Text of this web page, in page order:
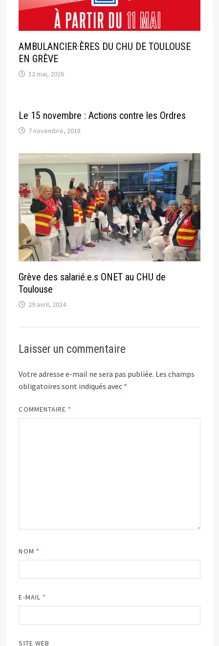
AMBULANCIER·ÈRES DU CHU DE TOULOUSE
EN GRÈVE
12 mai, 2026
Le 15 novembre : Actions contre les Ordres
7 novembre, 2018
Grève des salarié.e.s ONET au CHU de
Toulouse
29 avril, 2024
Laisser un commentaire
Votre adresse e-mail ne sera pas publiée. Les champs
obligatoires sont indiqués avec *
COMMENTAIRE *
NOM *
E-MAIL *
SITE WEB